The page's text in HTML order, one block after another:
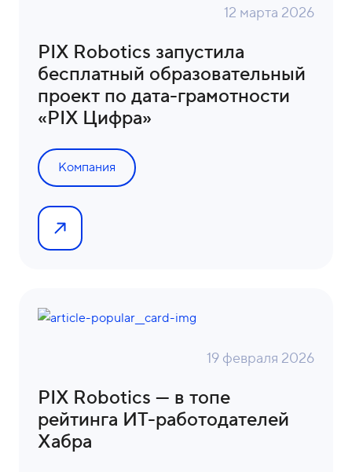
12 марта 2026
PIX Robotics запустила
бесплатный образовательный
проект по дата-грамотности
«PIX Цифра»
Компания
19 февраля 2026
PIX Robotics — в топе
рейтинга ИТ-работодателей
Хабра